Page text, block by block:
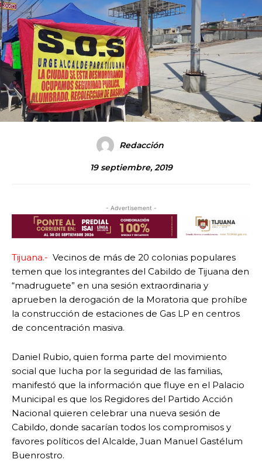
Redacción
19 septiembre, 2019
- Advertisement -
Tijuana.- Vecinos de más de 20 colonias populares
temen que los integrantes del Cabildo de Tijuana den
“madruguete” en una sesión extraordinaria y
aprueben la derogación de la Moratoria que prohíbe
la construcción de estaciones de Gas LP en centros
de concentración masiva.
Daniel Rubio, quien forma parte del movimiento
social que lucha por la seguridad de las familias,
manifestó que la información que fluye en el Palacio
Municipal es que los Regidores del Partido Acción
Nacional quieren celebrar una nueva sesión de
Cabildo, donde sacarían todos los compromisos y
favores políticos del Alcalde, Juan Manuel Gastélum
Buenrostro.